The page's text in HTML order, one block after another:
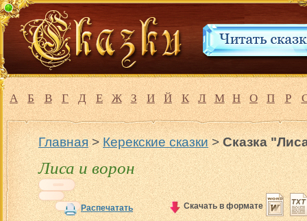
А Б В Г Д Е Ж З И Й К Л М Н О П Р
Главная>Керекские сказки>Сказка
Лиса и ворон
Распечатать Скачать в формате